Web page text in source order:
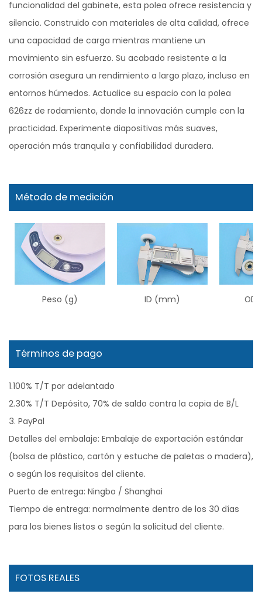
funcionalidad del gabinete, esta polea ofrece resistencia y
silencio. Construido con materiales de alta calidad, ofrece
una capacidad de carga mientras mantiene un
movimiento sin esfuerzo. Su acabado resistente a la
corrosión asegura un rendimiento a largo plazo, incluso en
entornos húmedos. Actualice su espacio con la polea
626zz de rodamiento, donde la innovación cumple con la
practicidad. Experimente diapositivas más suaves,
operación más tranquila y confiabilidad duradera.
Método de medición
Peso (g) ID (mm) OD
Términos de pago
1.100% T/T por adelantado
2.30% T/T Depósito, 70% de saldo contra la copia de B/L
3. PayPal
Detalles del embalaje: Embalaje de exportación estándar
(bolsa de plástico, cartón y estuche de paletas o madera),
o según los requisitos del cliente.
Puerto de entrega: Ningbo / Shanghai
Tiempo de entrega: normalmente dentro de los 30 días
para los bienes listos o según la solicitud del cliente.
FOTOS REALES